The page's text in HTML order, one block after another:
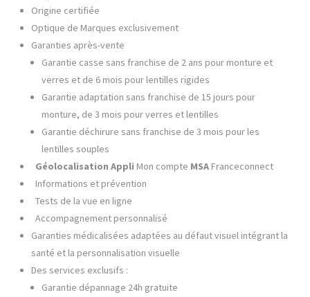
Origine certifiée
Optique de Marques exclusivement
Garanties après-vente
Garantie casse sans franchise de 2 ans pour monture et
verres et de 6 mois pour lentilles rigides
Garantie adaptation sans franchise de 15 jours pour
monture, de 3 mois pour verres et lentilles
Garantie déchirure sans franchise de 3 mois pour les
lentilles souples
Géolocalisation Appli Mon compte MSA Franceconnect
Informations et prévention
Tests de la vue en ligne
Accompagnement personnalisé
Garanties médicalisées adaptées au défaut visuel intégrant la
santé et la personnalisation visuelle
Des services exclusifs :
Garantie dépannage 24h gratuite